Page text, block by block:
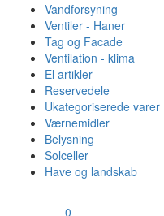
Vandforsyning
Ventiler - Haner
Tag og Facade
Ventilation - klima
El artikler
Reservedele
Ukategoriserede varer
Værnemidler
Belysning
Solceller
Have og landskab
0